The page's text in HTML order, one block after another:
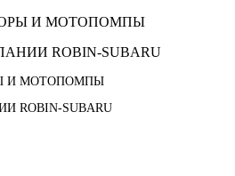
И МОТОПОМПЫ
ROBIN-SUBARU
И МОТОПОМПЫ
ROBIN-SUBARU